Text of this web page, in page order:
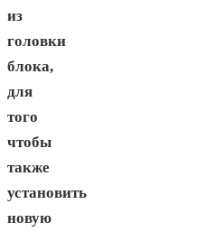
из
головки
блока,
для
того
чтобы
также
установить
новую